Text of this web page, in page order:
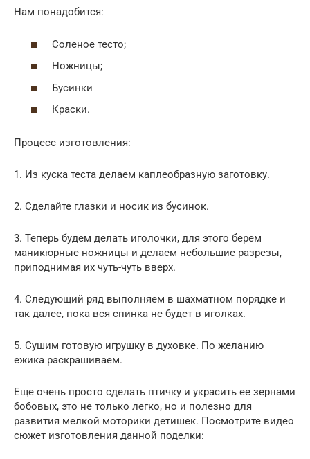
Нам понадобится:
Соленое тесто;
Ножницы;
Бусинки
Краски.
Процесс изготовления:
1. Из куска теста делаем каплеобразную заготовку.
2. Сделайте глазки и носик из бусинок.
3. Теперь будем делать иголочки, для этого берем
маникюрные ножницы и делаем небольшие разрезы,
приподнимая их чуть-чуть вверх.
4. Следующий ряд выполняем в шахматном порядке и
так далее, пока вся спинка не будет в иголках.
5. Сушим готовую игрушку в духовке. По желанию
ежика раскрашиваем.
Еще очень просто сделать птичку и украсить ее зернами
бобовых, это не только легко, но и полезно для
развития мелкой моторики детишек. Посмотрите видео
сюжет изготовления данной поделки: